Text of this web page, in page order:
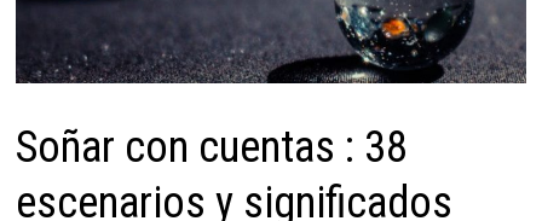
Soñar con cuentas : 38
escenarios y significados